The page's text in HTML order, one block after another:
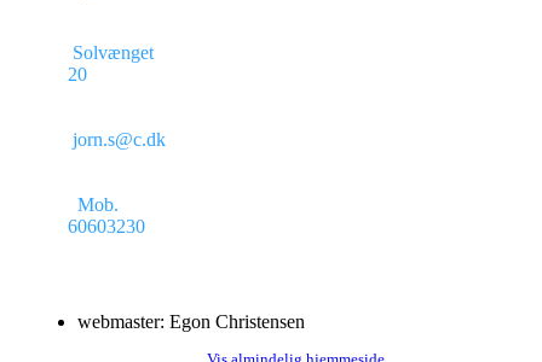
Solvænget
20
jorn.s@c.dk
Mob.
60603230
webmaster: Egon Christensen